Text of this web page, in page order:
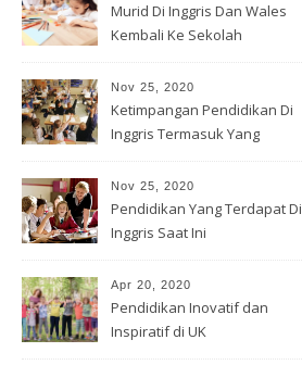
Murid Di Inggris Dan Wales
Kembali Ke Sekolah
Nov 25, 2020
Ketimpangan Pendidikan Di
Inggris Termasuk Yang
Nov 25, 2020
Pendidikan Yang Terdapat Di
Inggris Saat Ini
Apr 20, 2020
Pendidikan Inovatif dan
Inspiratif di UK